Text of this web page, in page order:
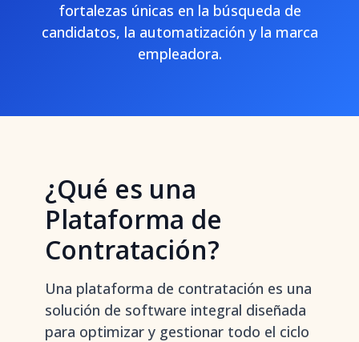
fortalezas únicas en la búsqueda de
candidatos, la automatización y la marca
empleadora.
¿Qué es una
Plataforma de
Contratación?
Una plataforma de contratación es una
solución de software integral diseñada
para optimizar y gestionar todo el ciclo